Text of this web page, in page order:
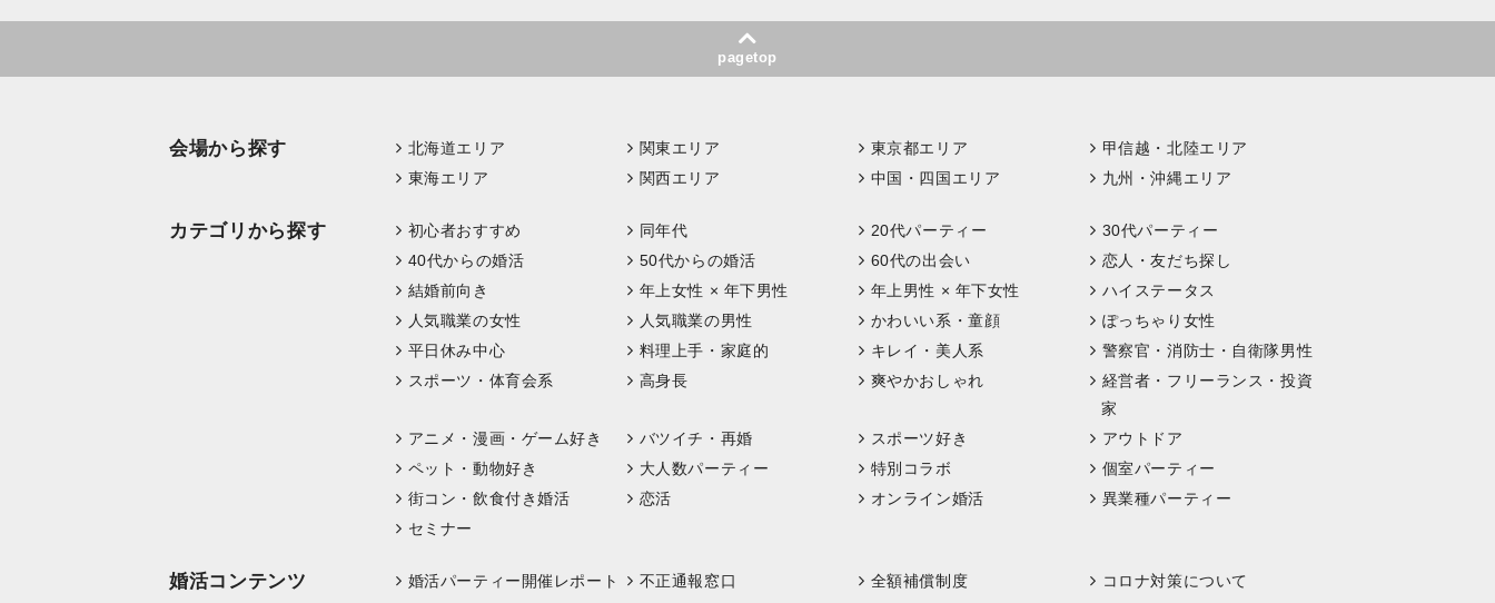
pagetop
会場から探す 北海道エリア 関東エリア 東京都エリア
甲信越・北陸エリア
東海エリア
関西エリア 中国・四国エリア 九州・沖縄エリア
カテゴリから探す 初心者おすすめ 同年代 20代パーティー
30代パーティー
40代からの婚活
50代からの婚活 60代の出会い
恋人・友だち探し
結婚前向き
年上女性 × 年下男性 年上男性 × 年下女性
ハイステータス
人気職業の女性
人気職業の男性 かわいい系・童顔
ぽっちゃり女性
平日休み中心
料理上手・家庭的 キレイ・美人系
警察官・消防士・自衛隊男性
スポーツ・体育会系
高身長 爽やかおしゃれ
経営者・フリーランス・投資
家
アニメ・漫画・ゲーム好き
バツイチ・再婚 スポーツ好き
アウトドア
ペット・動物好き
大人数パーティー 特別コラボ
個室パーティー
街コン・飲食付き婚活
恋活 オンライン婚活
異業種パーティー
セミナー
婚活コンテンツ 婚活パーティー開催レポート 不正通報窓口 全額補償制度
コロナ対策について